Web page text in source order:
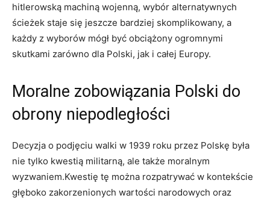
hitlerowską ​machiną wojenną, wybór alternatywnych‌
ścieżek staje się jeszcze bardziej skomplikowany, a
‍każdy‌ z ⁢wyborów ⁤mógł być obciążony ogromnymi
skutkami zarówno dla‌ Polski, jak i całej ⁤Europy.
Moralne ⁤zobowiązania Polski do
obrony niepodległości
Decyzja⁤ o‌ podjęciu walki w ​1939 roku przez Polskę była
nie tylko kwestią militarną, ale także⁤ moralnym
wyzwaniem.Kwestię tę można rozpatrywać w kontekście
głęboko zakorzenionych wartości‍ narodowych oraz ​